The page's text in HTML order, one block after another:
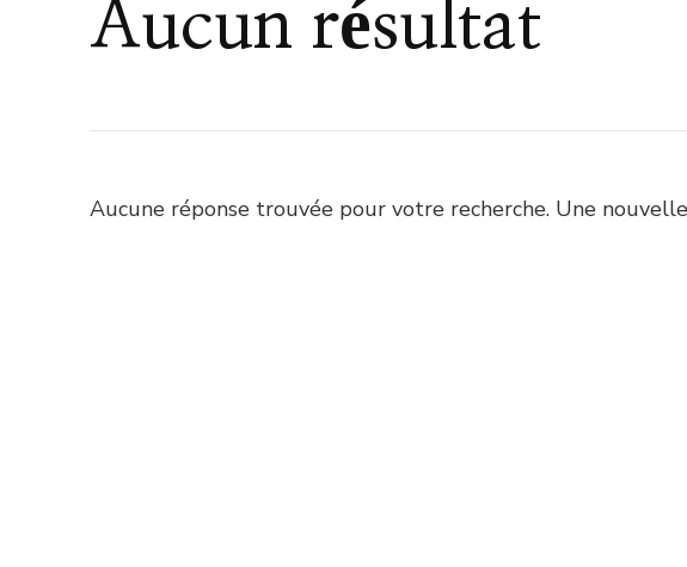
Aucun résultat
Aucune réponse trouvée pour votre recherche. Une